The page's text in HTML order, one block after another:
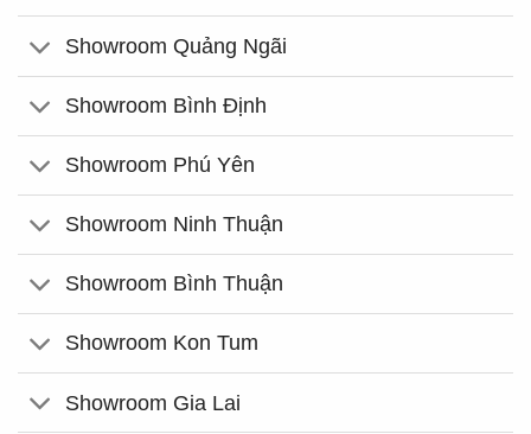
Showroom Quảng Ngãi
Showroom Bình Định
Showroom Phú Yên
Showroom Ninh Thuận
Showroom Bình Thuận
Showroom Kon Tum
Showroom Gia Lai